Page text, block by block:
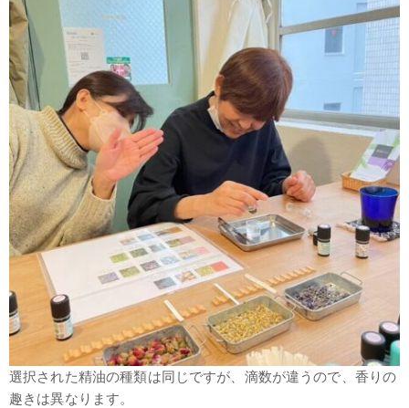
選択された精油の種類は同じですが、滴数が違うので、香りの
趣きは異なります。